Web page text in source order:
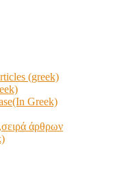
(greek)
Greek)
άρθρων